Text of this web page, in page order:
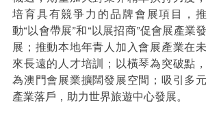
培育具有競爭力的品牌會展項目，推
動“以會帶展”和“以展招商”促會展產業發
展；推動本地年青人加入會展產業在未
來長遠的人才培訓；以橫琴為突破點，
為澳門會展業擴闊發展空間；吸引多元
產業落戶，助力世界旅遊中心發展。